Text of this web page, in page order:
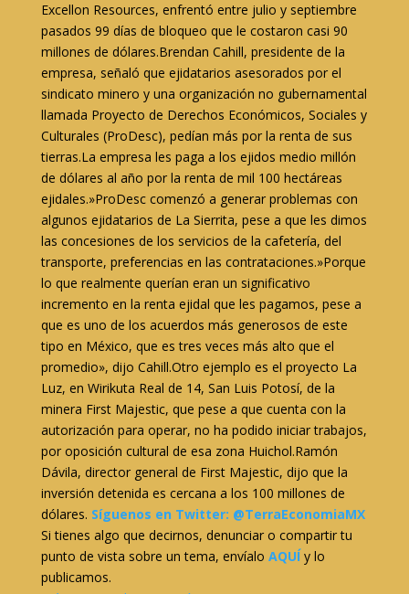
Excellon Resources, enfrentó entre julio y septiembre
pasados 99 días de bloqueo que le costaron casi 90
millones de dólares.Brendan Cahill, presidente de la
empresa, señaló que ejidatarios asesorados por el
sindicato minero y una organización no gubernamental
llamada Proyecto de Derechos Económicos, Sociales y
Culturales (ProDesc), pedían más por la renta de sus
tierras.La empresa les paga a los ejidos medio millón
de dólares al año por la renta de mil 100 hectáreas
ejidales.»ProDesc comenzó a generar problemas con
algunos ejidatarios de La Sierrita, pese a que les dimos
las concesiones de los servicios de la cafetería, del
transporte, preferencias en las contrataciones.»Porque
lo que realmente querían eran un significativo
incremento en la renta ejidal que les pagamos, pese a
que es uno de los acuerdos más generosos de este
tipo en México, que es tres veces más alto que el
promedio», dijo Cahill.Otro ejemplo es el proyecto La
Luz, en Wirikuta Real de 14, San Luis Potosí, de la
minera First Majestic, que pese a que cuenta con la
autorización para operar, no ha podido iniciar trabajos,
por oposición cultural de esa zona Huichol.Ramón
Dávila, director general de First Majestic, dijo que la
inversión detenida es cercana a los 100 millones de
dólares. Síguenos en Twitter: @TerraEconomiaMX
Si tienes algo que decirnos, denunciar o compartir tu
punto de vista sobre un tema, envíalo AQUÍy lo
publicamos.